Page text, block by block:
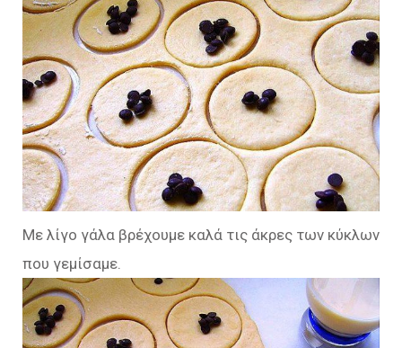
Με λίγο γάλα βρέχουμε καλά τις άκρες των κύκλων
που γεμίσαμε.